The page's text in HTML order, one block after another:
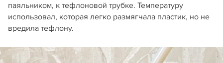
паяльником, к тефлоновой трубке. Температуру
использовал, которая легко размягчала пластик, но не
вредила тефлону.